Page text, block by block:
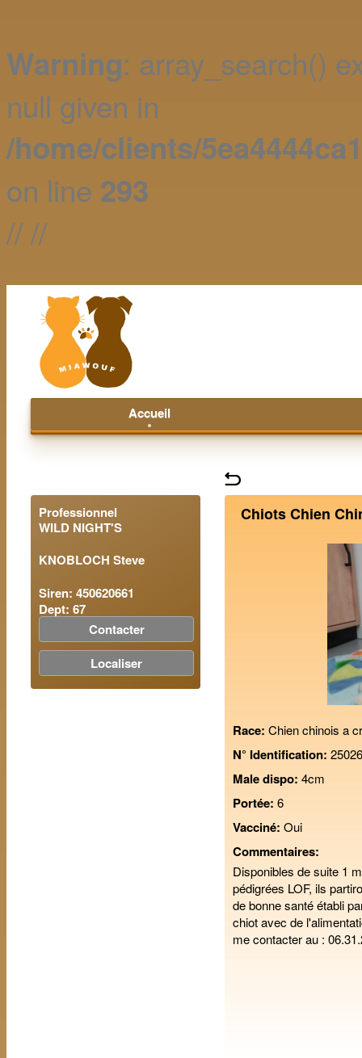
Warning: array_search()
null given in
/home/clients/
on line 293
////
Accueil
Professionnel
WILD NIGHT'S
KNOBLOCH Steve
Siren: 450620661
Dept: 67
Contacter
Localiser
Chiots Chien
Race: Chien chinois a
N° Identification:
Male dispo: 4cm
Portée: 6
Vacciné: Oui
Commentaires:
Disponibles de suite 1
pédigrées LOF, ils
de bonne santé établi
chiot avec de
me contacter au :